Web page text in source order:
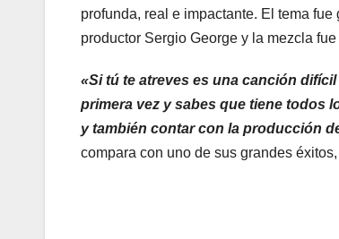
profunda, real e impactante. El tema
productor Sergio George y la mezcla
«Si tú te atreves es una canción
primera vez y sabes que tiene todos
y también contar con la producción
compara con uno de sus grandes éxitos,